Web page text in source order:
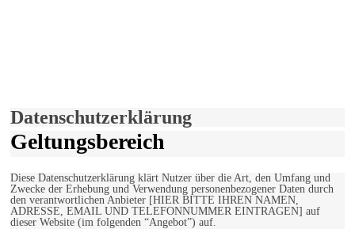
Datenschutzerklärung
Geltungsbereich
Diese Datenschutzerklärung klärt Nutzer über die Art, den Umfang und
Zwecke der Erhebung und Verwendung personenbezogener Daten durch
den verantwortlichen Anbieter [HIER BITTE IHREN NAMEN,
ADRESSE, EMAIL UND TELEFONNUMMER EINTRAGEN] auf
dieser Website (im folgenden “Angebot”) auf.